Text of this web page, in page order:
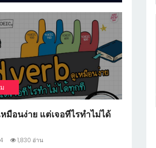
มือนง่าย แต่เจอทีไรทำไม่ได้
1,830 อ่าน